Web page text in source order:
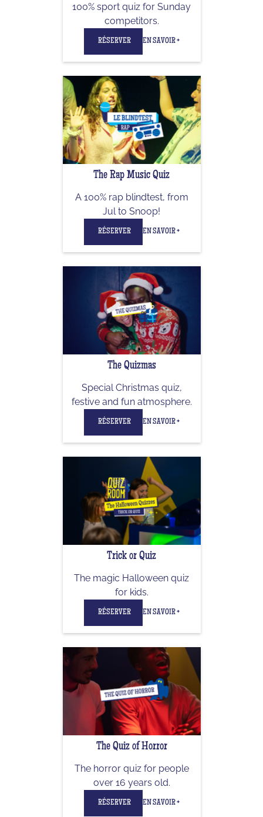
100% sport quiz for Sunday
competitors.
RÉSERVER EN SAVOIR +
The Rap Music Quiz
A 100% rap blindtest, from
Jul to Snoop!
RÉSERVER EN SAVOIR +
The Quizmas
Special Christmas quiz,
festive and fun atmosphere.
RÉSERVER EN SAVOIR +
Trick or Quiz
The magic Halloween quiz
for kids.
RÉSERVER EN SAVOIR +
The Quiz of Horror
The horror quiz for people
over 16 years old.
RÉSERVER EN SAVOIR +